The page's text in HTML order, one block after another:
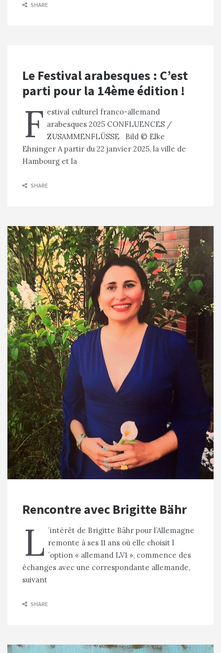
SHARE
Le Festival arabesques : C’est
parti pour la 14ème édition !
F estival culturel franco-allemand
arabesques 2025 CONFLUENCES /
ZUSAMMENFLÜSSE Bild © Elke
Ehninger A partir du 22 janvier 2025, la ville de
Hambourg et la
SHARE
Rencontre avec Brigitte Bähr
L ´intérêt de Brigitte Bähr pour l’Allemagne
remonte à ses 11 ans où elle choisit l
´option « allemand LV1 », commence des
échanges avec une correspondante allemande,
suivant
SHARE